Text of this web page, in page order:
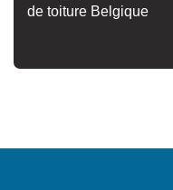
de toiture Belgique